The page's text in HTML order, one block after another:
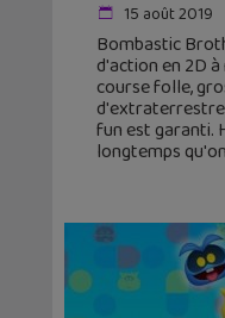
15 août 2019
Bombastic
d'action en 2D
course folle,
fun est garanti.
longtemps